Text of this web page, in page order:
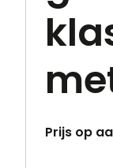
Prijs op